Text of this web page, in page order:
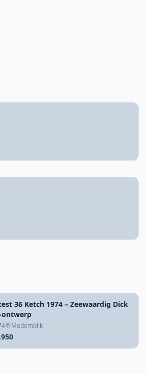
36 Ketch 1974 – Zeewaardig Dick
ontwerp
Medemblik